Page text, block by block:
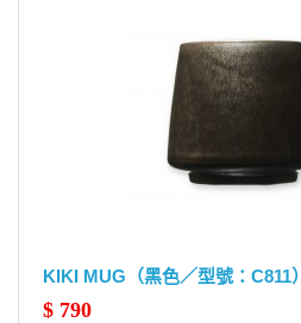
KIKI MUG（黑色／型號：C811）
$ 790